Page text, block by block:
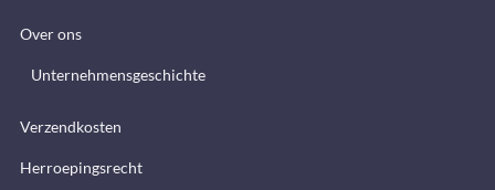
Over ons
Unternehmensgeschichte
Verzendkosten
Herroepingsrecht